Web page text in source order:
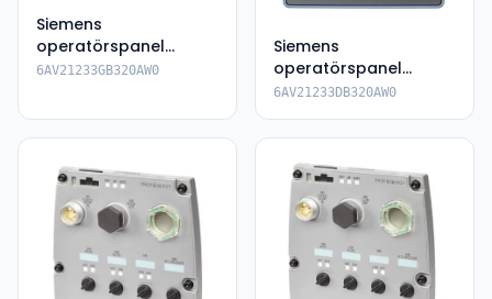
Siemens
operatörspanel
6AV2123-3GB32-
6AV21233GB320AW0
Siemens
operatörspanel
6AV2123-3DB32-0AW0
6AV21233DB320AW0